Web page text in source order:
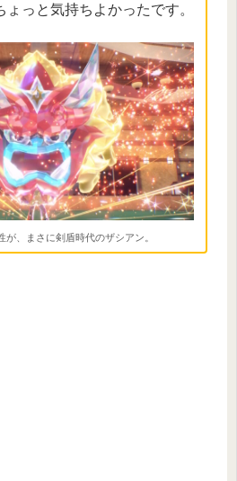
っと気持ちよかったです。
が、まさに剣盾時代のザシアン。